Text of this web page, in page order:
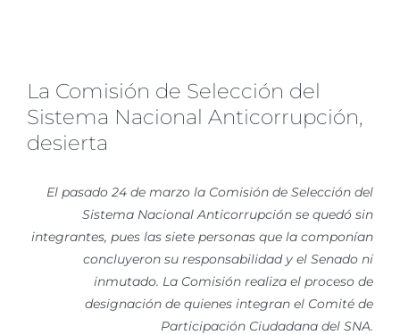
La Comisión de Selección del
Sistema Nacional Anticorrupción,
desierta
El pasado 24 de marzo la Comisión de Selección del
Sistema Nacional Anticorrupción se quedó sin
integrantes, pues las siete personas que la componían
concluyeron su responsabilidad y el Senado ni
inmutado. La Comisión realiza el proceso de
designación de quienes integran el Comité de
Participación Ciudadana del SNA.